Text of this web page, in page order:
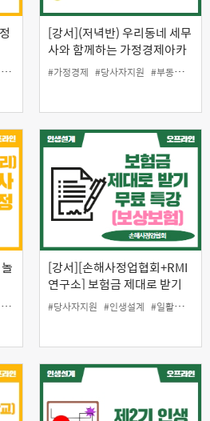
#일자리 #일활동지원 #자격증 #청소
[강서](저녁반) 우리동네 세무
사와 함께하는 가정경제아카
데미
#가정경제 #당사자지원 #부동산
#아이돌봄바우처 #일자리지원 #중장년일자리
[강서][손해사정업협회+RMI
연구소] 보험금 제대로 받기
(보상보험/암) 6차 무료 특강
#당사자지원 #인생설계 #일활동지원